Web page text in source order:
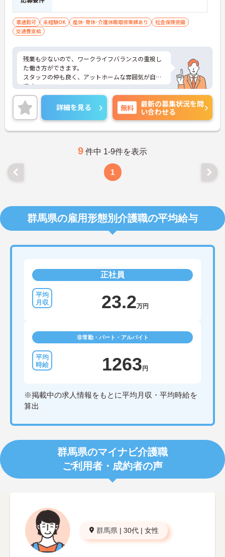
車通勤可 未経験OK 産休･育休･介護休暇取得実績あり
社会保険完備
交通費支給
残業も少ないので、ワークライフバランスの重視し
た働き方ができます。
スタッフの仲も良く、アットホームな雰囲気が自慢
です。
ご興味ある方には、面接対策ポイントなど、詳細を
お話しいたしますのでお気軽にご相談ください。
詳細を見る 無料
最新の募集状況を問
い合わせる
9 件中 1-9件を表示
1
群馬県の雇用形態別介護職の平均給与
正社員
23.2万円
非常勤・パート・アルバイト
1263 円
※掲載中の求人情報をもとに平均月収・平均時給を
算出
群馬県のマイナビ介護職
ご利用者・成約者の声
群馬県 | 30代 | 女性